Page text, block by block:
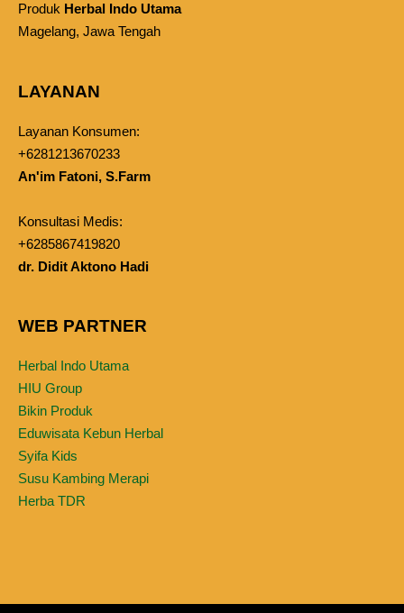
Produk Herbal Indo Utama
Magelang, Jawa Tengah
LAYANAN
Layanan Konsumen:
+6281213670233
An'im Fatoni, S.Farm
Konsultasi Medis:
+6285867419820
dr. Didit Aktono Hadi
WEB PARTNER
Herbal Indo Utama
HIU Group
Bikin Produk
Eduwisata Kebun Herbal
Syifa Kids
Susu Kambing Merapi
Herba TDR